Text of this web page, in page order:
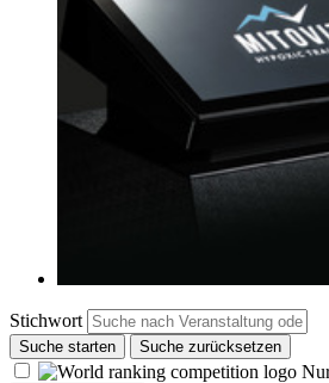
Stichwort
Suche starten Suche zurücksetzen